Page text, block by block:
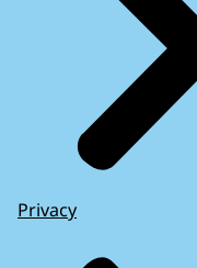
Privacy